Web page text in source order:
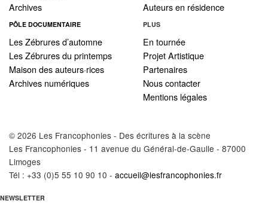
Archives
Auteurs en résidence
PÔLE DOCUMENTAIRE
Les Zébrures d’automne
Les Zébrures du printemps
Maison des auteurs·rices
Archives numériques
PLUS
En tournée
Projet Artistique
Partenaires
Nous contacter
Mentions légales
© 2026 Les Francophonies - Des écritures à la scène
Les Francophonies - 11 avenue du Général-de-Gaulle - 87000
Limoges
Tél : +33 (0)5 55 10 90 10 - accueil@lesfrancophonies.fr
NEWSLETTER